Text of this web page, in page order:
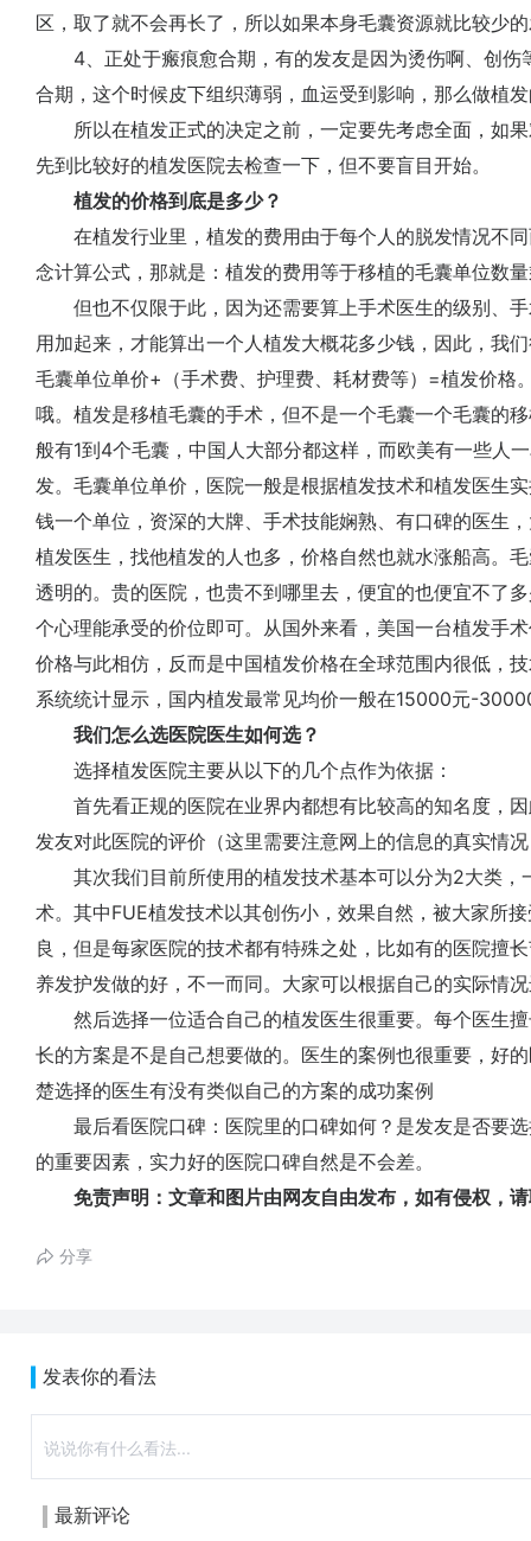
区，取了就不会再长了，所以如果本身毛囊资源就比较少
4、正处于瘢痕愈合期，有的发友是因为烫伤啊、创伤
合期，这个时候皮下组织薄弱，血运受到影响，那么做植
所以在植发正式的决定之前，一定要先考虑全面，如果
先到比较好的植发医院去检查一下，但不要盲目开始。
植发的价格到底是多少？
在植发行业里，植发的费用由于每个人的脱发情况不同
念计算公式，那就是：植发的费用等于移植的毛囊单位数
但也不仅限于此，因为还需要算上手术医生的级别、手
用加起来，才能算出一个人植发大概花多少钱，因此，我
毛囊单位单价+（手术费、护理费、耗材费等）=植发价格
哦。植发是移植毛囊的手术，但不是一个毛囊一个毛囊的
般有1到4个毛囊，中国人大部分都这样，而欧美有一些人
发。毛囊单位单价，医院一般是根据植发技术和植发医生
钱一个单位，资深的大牌、手术技能娴熟、有口碑的医生
植发医生，找他植发的人也多，价格自然也就水涨船高。
透明的。贵的医院，也贵不到哪里去，便宜的也便宜不了
个心理能承受的价位即可。从国外来看，美国一台植发手
价格与此相仿，反而是中国植发价格在全球范围内很低，
系统统计显示，国内植发最常见均价一般在15000元-
我们怎么选医院医生如何选？
选择植发医院主要从以下的几个点作为依据：
首先看正规的医院在业界内都想有比较高的知名度，因
发友对此医院的评价（这里需要注意网上的信息的真实情
其次我们目前所使用的植发技术基本可以分为2大类，
术。其中FUE植发技术以其创伤小，效果自然，被大家所
良，但是每家医院的技术都有特殊之处，比如有的医院擅
养发护发做的好，不一而同。大家可以根据自己的实际情
然后选择一位适合自己的植发医生很重要。每个医生擅
长的方案是不是自己想要做的。医生的案例也很重要，好
楚选择的医生有没有类似自己的方案的成功案例
最后看医院口碑：医院里的口碑如何？是发友是否要选
的重要因素，实力好的医院口碑自然是不会差。
免责声明：文章和图片由网友自由发布，如有侵权，请
分享
发表你的看法
最新评论